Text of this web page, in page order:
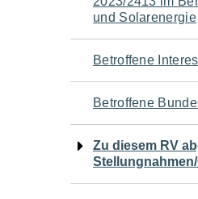
für
den
und Solarenergie
Betroffene
Betroffene
Zu diesem RV